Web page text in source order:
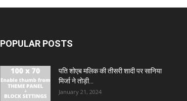
POPULAR POSTS
पति शोएब मलिक की तीसरी शादी पर सानिया
मिर्जा ने तोड़ी...
January 21, 2024